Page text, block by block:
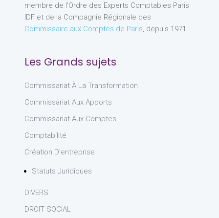
membre de l’Ordre des Experts Comptables Paris
IDF et de la Compagnie Régionale des
Commissaire aux Comptes de Paris, depuis 1971.
Les Grands sujets
Commissariat À La Transformation
Commissariat Aux Apports
Commissariat Aux Comptes
Comptabilité
Création D'entreprise
Statuts Juridiques
DIVERS
DROIT SOCIAL